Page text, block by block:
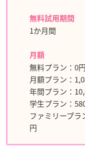
無料試用期間
1か月間
月額
無料プラン：0円
月額プラン：
年間プラン：
学生プラン：
ファミリープ
円